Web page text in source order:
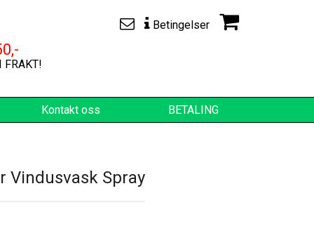
FRAKT!
Betingelser
Kontakt oss BETALING
Vindusvask Spray